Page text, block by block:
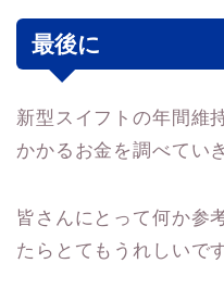
最後に
新型スイフトの年間維
かかるお金を調べてい
皆さんにとって何か参
たらとてもうれしいです